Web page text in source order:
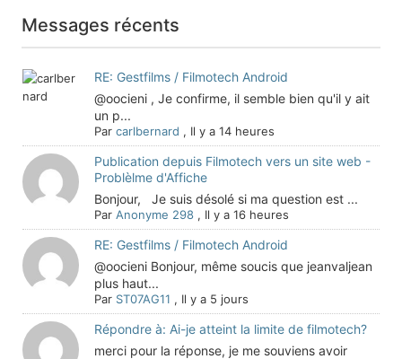
Messages récents
RE: Gestfilms / Filmotech Android
@oocieni , Je confirme, il semble bien qu'il y ait
un p...
Par carlbernard , Il y a 14 heures
Publication depuis Filmotech vers un site web -
Problèlme d'Affiche
Bonjour, Je suis désolé si ma question est ...
Par Anonyme 298, Il y a 16 heures
RE: Gestfilms / Filmotech Android
@oocieni Bonjour, même soucis que jeanvaljean
plus haut...
Par ST07AG11 , Il y a 5 jours
Répondre à: Ai-je atteint la limite de filmotech?
merci pour la réponse, je me souviens avoir